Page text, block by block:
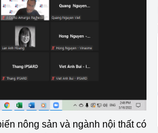
nông sản và ngành nội thất có